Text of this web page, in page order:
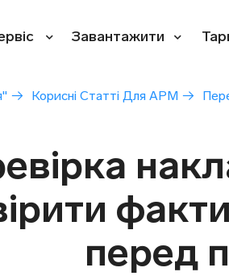
Завантажити
→ Корисні Статті Для АРМ →
перед